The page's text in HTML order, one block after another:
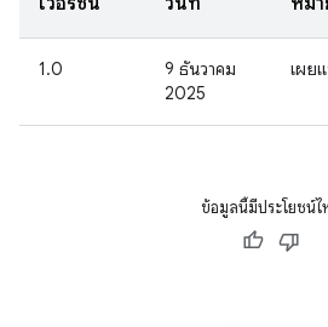
1.0
9 ธันวาคม
2025
เผย
ข้อมูลนี้มีประโยชน์ไ